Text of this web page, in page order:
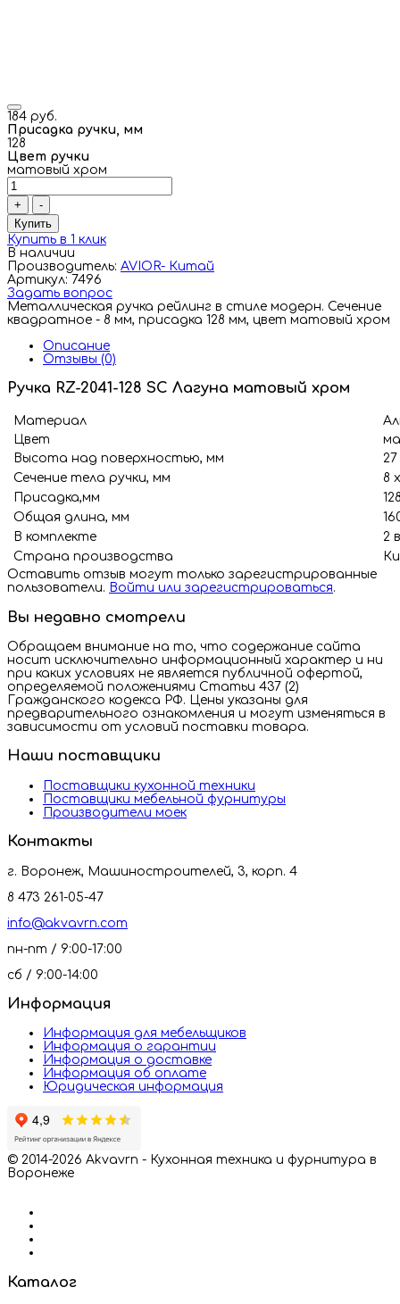
184 руб.
Присадка ручки, мм
128
Цвет ручки
матовый хром
+
-
Купить
Купить в 1 клик
В наличии
Производитель: AVIOR- Китай
Артикул: 7496
Задать вопрос
Металлическая ручка рейлинг в стиле модерн. Сечение
квадратное - 8 мм, присадка 128 мм, цвет матовый хром
Описание
Отзывы (0)
Ручка RZ-2041-128 SC Лагуна матовый хром
Материал
Цвет
Высота над поверхностью, мм
27
Сечение тела ручки, мм
8
Присадка,мм
Общая длина, мм
В комплекте
2
Страна производства
Оставить отзыв могут только зарегистрированные
пользователи. Войти или зарегистрироваться.
Вы недавно смотрели
Обращаем внимание на то, что содержание сайта
носит исключительно информационный характер и ни
при каких условиях не является публичной офертой,
определяемой положениями Статьи 437 (2)
Гражданского кодекса РФ. Цены указаны для
предварительного ознакомления и могут изменяться в
зависимости от условий поставки товара.
Наши поставщики
Поставщики кухонной техники
Поставщики мебельной фурнитуры
Производители моек
Контакты
г. Воронеж, Машиностроителей, 3, корп. 4
8 473 261-05-47
info@akvavrn.com
пн-пт / 9:00-17:00
сб / 9:00-14:00
Информация
Информация для мебельщиков
Информация о гарантии
Информация о доставке
Информация об оплате
Юридическая информация
© 2014-2026 Akvavrn - Кухонная техника и фурнитура в
Воронеже
Каталог